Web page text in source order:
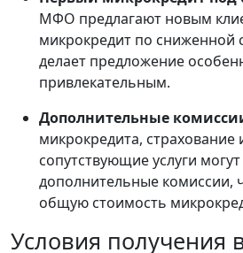
МФО предлагают новым
микрокредит по сниженной
делает предложение
привлекательным.
Дополнительные
микрокредита, страхование
сопутствующие услуги
дополнительные комиссии,
общую стоимость
Условия получения